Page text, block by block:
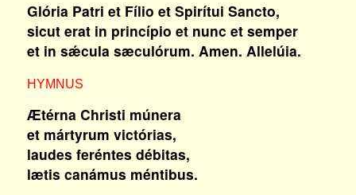
Glória Patri et Fílio et Spirítui Sancto,
sicut erat in princípio et nunc et semper
et in sǽcula sæculórum. Amen. Allelúia.
HYMNUS
Ætérna Christi múnera
et mártyrum victórias,
laudes feréntes débitas,
lætis canámus méntibus.